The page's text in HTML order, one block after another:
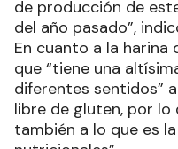
de producción de
del año pasado”,
En cuanto a la harina
que “tiene una
diferentes sentidos”
libre de gluten, por lo
también a lo que es